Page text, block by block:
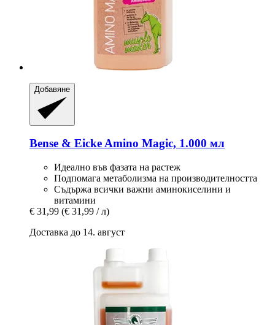
Добавяне
Bense & EickeAmino Magic, 1.000 мл
Идеално във фазата на растеж
Подпомага метаболизма на производителността
Съдържа всички важни аминокиселини и
витамини
€ 31,99 (€ 31,99 / л)
Доставка до 14. август